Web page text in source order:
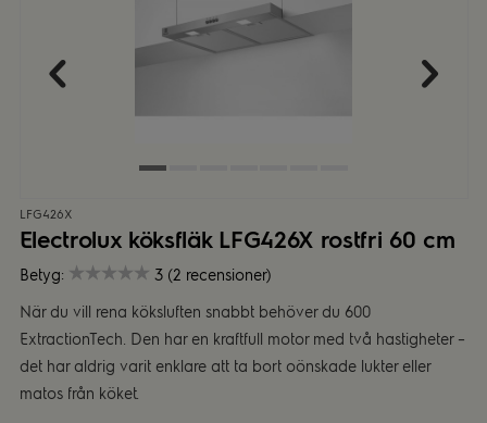
LFG426X
Electrolux köksfläk LFG426X rostfri 60 cm
Betyg:
3 (2 recensioner)
När du vill rena köksluften snabbt behöver du 600
ExtractionTech. Den har en kraftfull motor med två hastigheter –
det har aldrig varit enklare att ta bort oönskade lukter eller
matos från köket.